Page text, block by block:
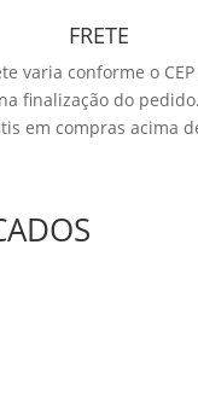
FRETE
varia conforme o
na finalização do pedido.
em compras acima